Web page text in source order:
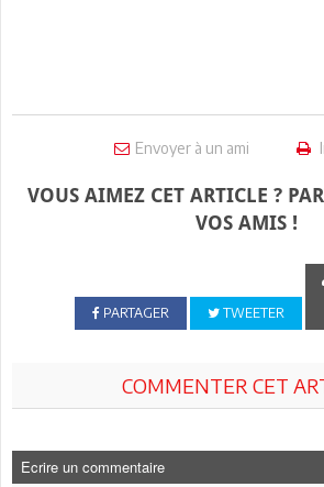
Envoyer à un ami
VOUS AIMEZ CET ARTICLE ?
VOS AMIS !
PARTAGER TWEETER
COMMENTER CET
Ecrire un commentaire